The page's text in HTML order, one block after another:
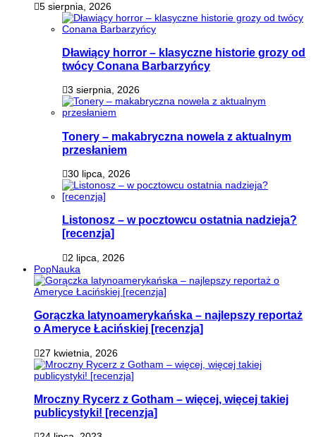
5 sierpnia, 2026
Dławiący horror – klasyczne historie grozy od
twócy Conana Barbarzyńcy
3 sierpnia, 2026
Tonery – makabryczna nowela z aktualnym
przesłaniem
30 lipca, 2026
Listonosz – w pocztowcu ostatnia nadzieja?
[recenzja]
2 lipca, 2026
PopNauka
Gorączka latynoamerykańska – najlepszy reportaż
o Ameryce Łacińskiej [recenzja]
27 kwietnia, 2026
Mroczny Rycerz z Gotham – więcej, więcej takiej
publicystyki! [recenzja]